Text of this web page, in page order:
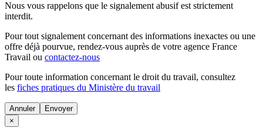
Nous vous rappelons que le signalement abusif est strictement
interdit.
Pour tout signalement concernant des informations inexactes ou une
offre déjà pourvue, rendez-vous auprès de votre agence France
Travail ou contactez-nous
Pour toute information concernant le droit du travail, consultez
les fiches pratiques du Ministère du travail
Annuler
×